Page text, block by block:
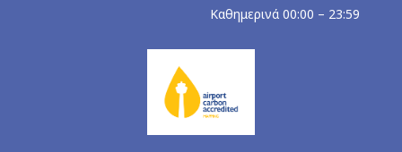
Kαθημερινά 00:00 – 23:59